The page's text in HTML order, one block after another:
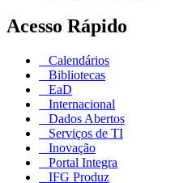
Acesso Rápido
Calendários
Bibliotecas
EaD
Internacional
Dados Abertos
Serviços de TI
Inovação
Portal Integra
IFG Produz